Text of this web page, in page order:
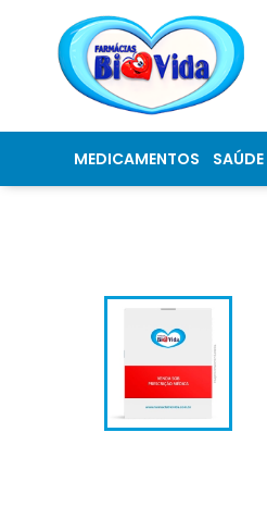
MEDICAMENTOS SAÚDE